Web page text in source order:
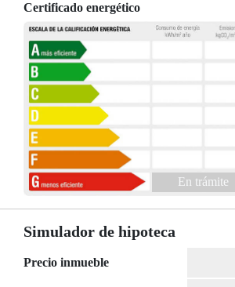
Certificado energético
En trámite
Simulador de hipoteca
Precio inmueble